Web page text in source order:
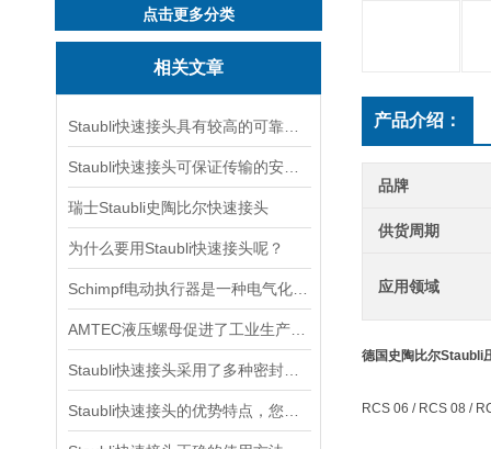
点击更多分类
相关文章
瑞士Staubli史陶比尔快速接头
为什么要用Staubli快速接头呢？
产品介绍：
品牌
供货周期
应用领域
德国史陶比尔Staubli
RCS 06 / RCS 08 /